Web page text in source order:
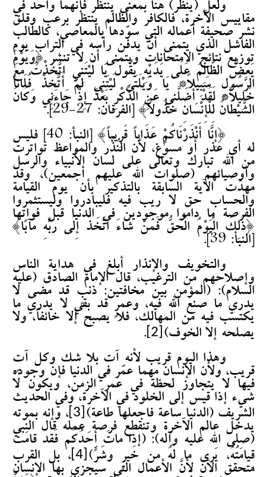
ولعل (ينظر) هنا بمعنى ينتظر فإنهما واحد في
مقاييس الآخرة، فالكافر والظالم ينتظر برعب وقلق
نشر صحيفة أعماله التي سوّدها بالمعاصي، كالطالب
الفاشل الذي يتمنى أن يدفن رأسه في التراب يوم
توزيع نتائج الامتحانات ويتمنى أن لا تنشر {وَيَوْمَ
يَعَضُّ الظَّالِمُ عَلَى يَدَيْهِ يَقُولُ يَا لَيْتَنِي اتَّخَذْتُ مَعَ
الرَّسُولِ سَبِيلاً* يَا وَيْلَتَى لَيْتَنِي لَمْ أَتَّخِذْ فُلَاناً
خَلِيلاً* لَقَدْ أَضَلَّنِي عَنِ الذِّكْرِ بَعْدَ إِذْ جَاءَنِي وَكَانَ
الشَّيْطَانُ لِلْإِنْسَانِ خَذُولاً} [الفرقان: 27-29].
{إِنَّا أَنْذَرْنَاكُمْ عَذَاباً قَرِيباً} [النبأ: 40] فليس
له أي عذر أو مسوِّغ، لأن النُذُر والمواعظ تواترت
من الله تبارك وتعالى على لسان الأنبياء والرسل
وأوصيائهم (صلوات الله عليهم أجمعين)، وقد
مهدّت الآية السابقة بالتذكير بأن يوم القيامة
والحساب حق لا ريب فيه فليبادروا وليستثمروا
الفرصة ما داموا موجودين في الدنيا قبل فواتها
{ذَلِكَ الْيَوْمُ الْحَقُّ فَمَنْ شَاءَ اتَّخَذَ إِلَى رَبِّهِ مَآبًا}
[النبأ: 39].
والتخويف والإنذار أبلغ في هداية الناس
وإصلاحهم من الترغيب، قال الإمام الصادق (عليه
السلام): (المؤمن بين مخافتين: ذنبٍ قد مضى لا
يدري ما صنع الله فيه، وعمرٍ قد بقي لا يدري ما
يكتسب فيه من المهالك، فلا يصبح إلا خائفاً، ولا
يصلحه إلا الخوف)
.
وهذا اليوم قريب لأنه آتٍ بلا شك وكل آتٍ
قريب، ولأن الإنسان مهما عمّر في الدنيا فإن وجوده
فيها لا يتجاوز لحظة في عمر الزمن، ويكون لا
شيء إذا قيس إلى الخلود في الآخرة، وفي الحديث
الشريف (الدنيا ساعة فاجعلها طاعة)
، وإنه بموته
يدخل عالم الآخرة وتنقطع فرصة عمله قال النبي
(صلى الله عليه وآله): (إذا ماتَ أحَدُكُم فَقد قامَت
قِيامَتُهُ، يَرى‏ ما لَهُ مِن خَيرٍ وشَرٍّ) [4]
، بل القرب
متحقق الآن لأنَّ الأعمال التي سيجزى بها الإنسان